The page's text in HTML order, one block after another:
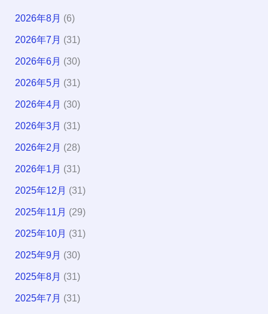
2026年8月 (6)
2026年7月 (31)
2026年6月 (30)
2026年5月 (31)
2026年4月 (30)
2026年3月 (31)
2026年2月 (28)
2026年1月 (31)
2025年12月 (31)
2025年11月 (29)
2025年10月 (31)
2025年9月 (30)
2025年8月 (31)
2025年7月 (31)